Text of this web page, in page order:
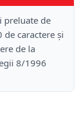
preluate de
caractere și
de la
8/1996